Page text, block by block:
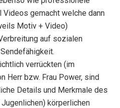
gemacht welche dann
Motiv + Video)
auf sozialen
verrückten (im
Herr bzw. Frau Power, sind
Details und Merkmale des
körperlichen